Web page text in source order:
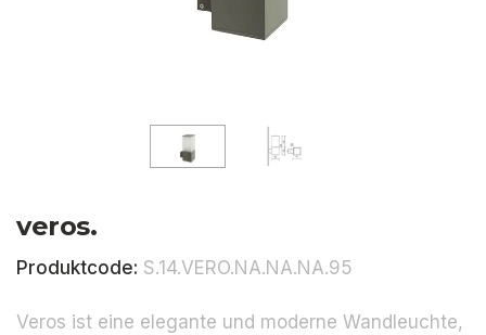
veros.
Produktcode: S.14.VERO.NA.NA.NA.95
Veros ist eine elegante und moderne Wandleuchte,